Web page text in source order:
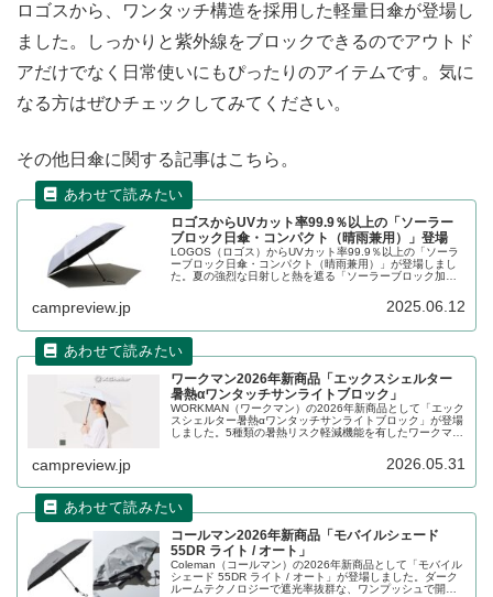
ロゴスから、ワンタッチ構造を採用した軽量日傘が登場し
ました。しっかりと紫外線をブロックできるのでアウトド
アだけでなく日常使いにもぴったりのアイテムです。気に
なる方はぜひチェックしてみてください。
その他日傘に関する記事はこちら。
ロゴスからUVカット率99.9％以上の「ソーラー
ブロック日傘・コンパクト（晴雨兼用）」登場
LOGOS（ロゴス）からUVカット率99.9％以上の「ソーラ
ーブロック日傘・コンパクト（晴雨兼用）」が登場しまし
た。夏の強烈な日射しと熱を遮る「ソーラーブロック加
99.99％以上を実現した晴雨兼用傘です。詳細をレビューし
campreview.jp 2025.06.12
ワークマン2026年新商品「エックスシェルター
暑熱αワンタッチサンライトブロック」
WORKMAN（ワークマン）の2026年新商品として「エック
スシェルター暑熱αワンタッチサンライトブロック」が登場
しました。5種類の暑熱リスク軽減機能を有したワークマン
タンひとつでパッと広がるワンタッチ構造となっていま
campreview.jp 2026.05.31
コールマン2026年新商品「モバイルシェード
55DR ライト / オート」
Coleman（コールマン）の2026年新商品として「モバイル
シェード 55DR ライト / オート」が登場しました。ダーク
ルームテクノロジーで遮光率抜群な、ワンプッシュで開閉